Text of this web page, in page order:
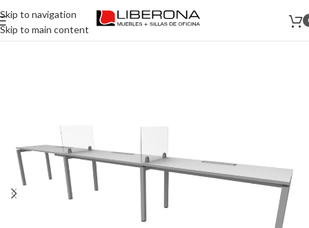
Skip to navigation
Skip to main content